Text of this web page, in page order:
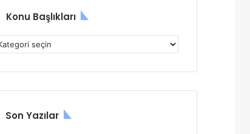
Konu Başlıkları
Son Yazılar